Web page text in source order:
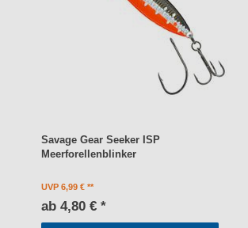
Savage Gear Seeker ISP
Meerforellenblinker
UVP 6,99 €
ab 4,80 € *